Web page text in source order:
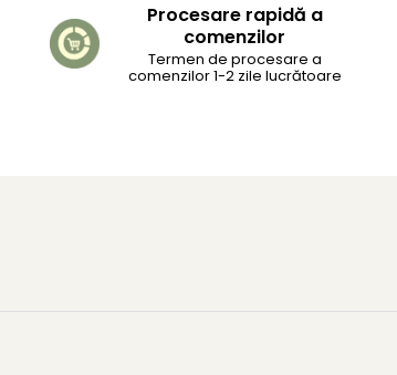
Procesare rapidă a
comenzilor
Termen de procesare a
comenzilor 1-2 zile lucrătoare